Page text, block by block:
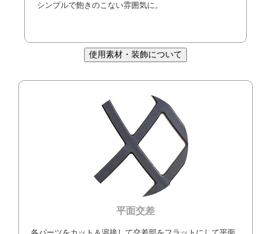
シンプルで飽きのこない雰囲気に。
使用素材・装飾について
平面交差